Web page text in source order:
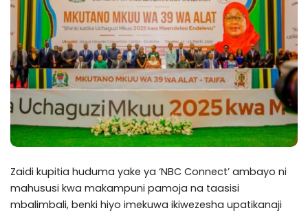
Zaidi kupitia huduma yake ya ‘NBC Connect’ ambayo ni
mahususi kwa makampuni pamoja na taasisi
mbalimbali, benki hiyo imekuwa ikiwezesha upatikanaji